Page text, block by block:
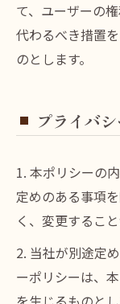
て、ユーザーの
代わるべき措置
のとします。
プライバ
1. 本ポリシーの
定めのある事項
く、変更するこ
2. 当社が別途定
ーポリシーは、